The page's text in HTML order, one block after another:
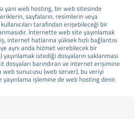
yani web hosting, bir web sitesinde
sayfaların, resimlerin veya
tarafından erişebileceği bir
İnternette web site yayınlamak
internet hatlarına yüksek hızlı bağlantısı
aynı anda hizmet verebilecek bir
istediği dosyaların saklanması
dosyaları barındıran ve internet erişimine
sunucusu (web server), bu veriyi
yayınlama işlemine de web hosting denir.